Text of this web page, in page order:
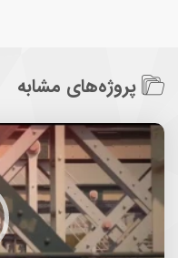
پروژه‌های مشابه